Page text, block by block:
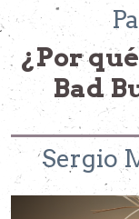
¿Por
Bad
Sergio